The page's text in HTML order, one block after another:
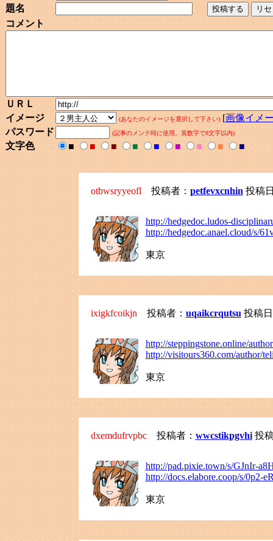
題名
コメント
ＵＲＬ
イメージ
(あなたのイメージを選択して下さい) [画像イメ
パスワード
(記事のメンテ時に使用。英数字で8文字以内)
文字色 ■ ■ ■ ■ ■ ■ ■ ■ ■
otbwsryyeofl 投稿者： petfevxcnhin 投稿
http://hedgedoc.ludos-
http://hedgedoc.anael.cloud/s/
東京
ixigkfcoikjn 投稿者： uqaikcrqutsu 投稿
http://steppingstone.online/
http://visitours360.com/author/
東京
dxemdufrvpbc投稿者： wwcstikpgvhi投稿
http://pad.pixie.town/s/GJnIr-
http://docs.elabore.coop/s/0p2-
東京